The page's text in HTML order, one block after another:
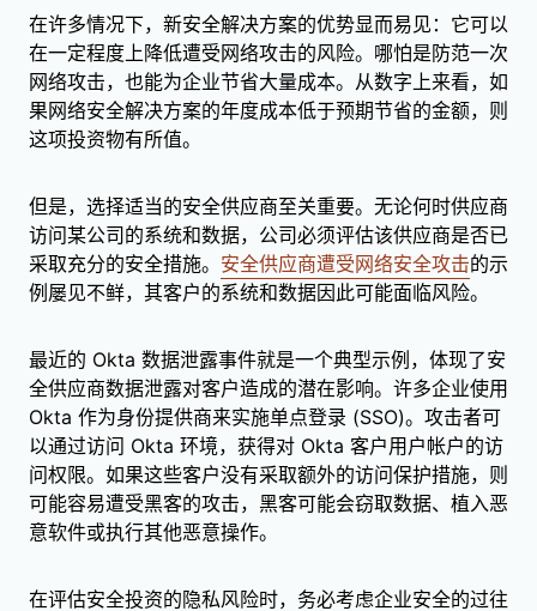
在许多情况下，新安全解决方案的优势显而易见：它可以
在一定程度上降低遭受网络攻击的风险。哪怕是防范一次
网络攻击，也能为企业节省大量成本。从数字上来看，如
果网络安全解决方案的年度成本低于预期节省的金额，则
这项投资物有所值。
但是，选择适当的安全供应商至关重要。无论何时供应商
访问某公司的系统和数据，公司必须评估该供应商是否已
采取充分的安全措施。 安全供应商遭受网络安全攻击的示
例屡见不鲜，其客户的系统和数据因此可能面临风险。
最近的 Okta 数据泄露事件就是一个典型示例，体现了安
全供应商数据泄露对客户造成的潜在影响。许多企业使用
Okta 作为身份提供商来实施单点登录 (SSO)。攻击者可
以通过访问 Okta 环境，获得对 Okta 客户用户帐户的访
问权限。如果这些客户没有采取额外的访问保护措施，则
可能容易遭受黑客的攻击，黑客可能会窃取数据、植入恶
意软件或执行其他恶意操作。
在评估安全投资的隐私风险时，务必考虑企业安全的过往